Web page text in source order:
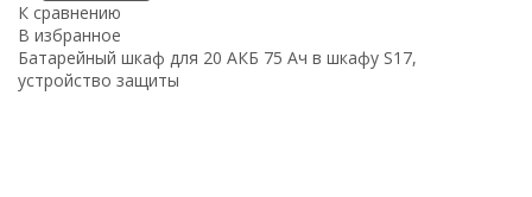
К сравнению
В избранное
Батарейный шкаф для 20 АКБ 75 Ач в шкафу S17,
устройство защиты